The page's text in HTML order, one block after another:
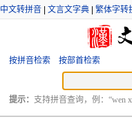
中文转拼音 文言文字典 繁体字转
按拼音检索 按部首检索
提示： 支持拼音查询，例：“wen